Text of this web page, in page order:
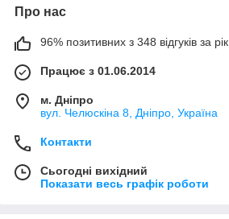
Про нас
96% позитивних з 348 відгуків за рік
Працює з 01.06.2014
м. Дніпро
вул. Челюскіна 8, Дніпро, Україна
Контакти
Сьогодні вихідний
Показати весь графік роботи